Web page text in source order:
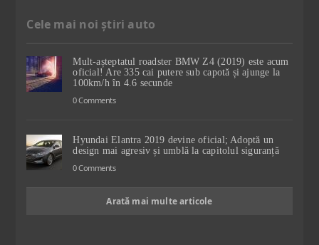
Cele mai noi știri auto
Mult-așteptatul roadster BMW Z4 (2019) este acum
oficial! Are 335 cai putere sub capotă și ajunge la
100km/h în 4.6 secunde
0 Comments
Hyundai Elantra 2019 devine oficial; Adoptă un
design mai agresiv și umblă la capitolul siguranță
0 Comments
Arată mai multe articole